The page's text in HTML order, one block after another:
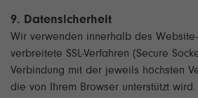
9. Datensicherheit
Wir verwenden innerhalb des
verbreitete SSL-Verfahren (Secure
Verbindung mit der jeweils höchsten
die von Ihrem Browser unterstützt